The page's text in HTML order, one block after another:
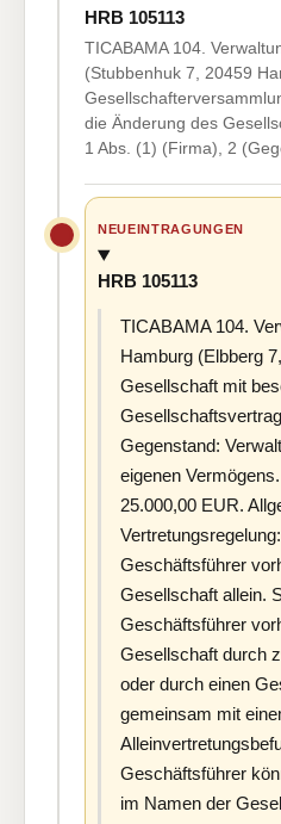
HRB 105113
TICABAMA 104.
(Stubbenhuk 7, 20459
die Änderung des
1 Abs. (1) (Firma), 2
NEUEINTRAGUNGEN
HRB 105113
TICABAMA 104.
Hamburg (Elbberg
Gesellschaft mit
Gegenstand:
eigenen
25.000,00 EUR.
Geschäftsführer
Gesellschaft allein.
Geschäftsführer
Gesellschaft durch
oder durch einen
gemeinsam mit
Geschäftsführer
im Namen der